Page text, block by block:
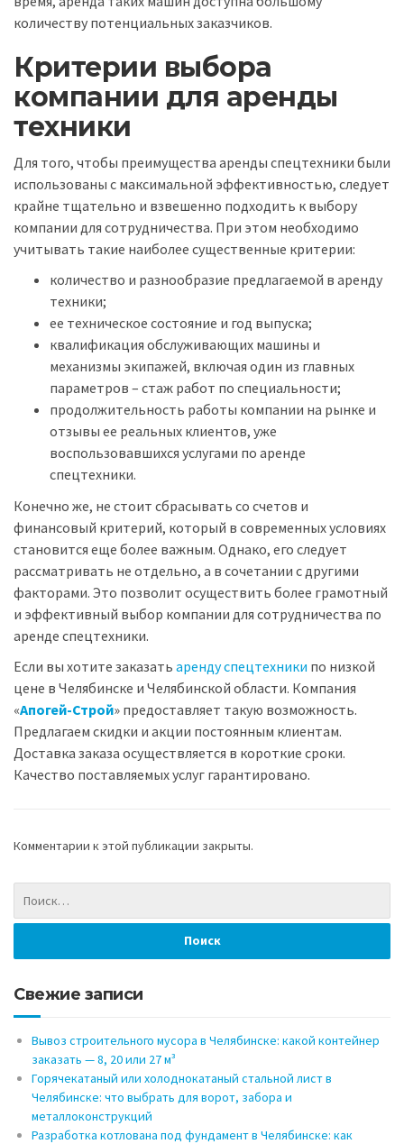
количеству потенциальных заказчиков.
Критерии выбора
компании для аренды
техники
Для того, чтобы преимущества аренды спецтехники были
использованы с максимальной эффективностью, следует
крайне тщательно и взвешенно подходить к выбору
компании для сотрудничества. При этом необходимо
учитывать такие наиболее существенные критерии:
количество и разнообразие предлагаемой в аренду
техники;
ее техническое состояние и год выпуска;
квалификация обслуживающих машины и
механизмы экипажей, включая один из главных
параметров – стаж работ по специальности;
продолжительность работы компании на рынке и
отзывы ее реальных клиентов, уже
воспользовавшихся услугами по аренде
спецтехники.
Конечно же, не стоит сбрасывать со счетов и
финансовый критерий, который в современных условиях
становится еще более важным. Однако, его следует
рассматривать не отдельно, а в сочетании с другими
факторами. Это позволит осуществить более грамотный
и эффективный выбор компании для сотрудничества по
аренде спецтехники.
Если вы хотите заказать аренду спецтехники по низкой
цене в Челябинске и Челябинской области. Компания
«Апогей-Строй» предоставляет такую возможность.
Предлагаем скидки и акции постоянным клиентам.
Доставка заказа осуществляется в короткие сроки.
Качество поставляемых услуг гарантировано.
Комментарии к этой публикации закрыты.
Свежие записи
Вывоз строительного мусора в Челябинске: какой контейнер
заказать — 8, 20 или 27 м³
Горячекатаный или холоднокатаный стальной лист в
Челябинске: что выбрать для ворот, забора и
металлоконструкций
Разработка котлована под фундамент в Челябинске: как